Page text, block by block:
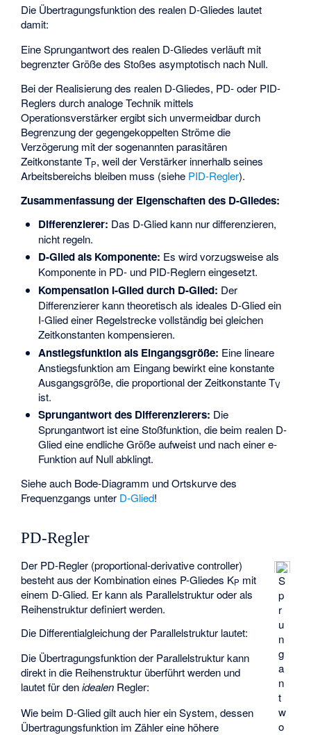
Die Übertragungsfunktion des realen D-Gliedes lautet
damit:
Eine Sprungantwort des realen D-Gliedes verläuft mit
begrenzter Größe des Stoßes asymptotisch nach Null.
Bei der Realisierung des realen D-Gliedes, PD- oder PID-
Reglers durch analoge Technik mittels
Operationsverstärker ergibt sich unvermeidbar durch
Begrenzung der gegengekoppelten Ströme die
Verzögerung mit der sogenannten parasitären
Zeitkonstante TP, weil der Verstärker innerhalb seines
Arbeitsbereichs bleiben muss (siehe PID-Regler).
Zusammenfassung der Eigenschaften des D-Gliedes:
Differenzierer: Das D-Glied kann nur differenzieren,
nicht regeln.
D-Glied als Komponente: Es wird vorzugsweise als
Komponente in PD- und PID-Reglern eingesetzt.
Kompensation I-Glied durch D-Glied: Der
Differenzierer kann theoretisch als ideales D-Glied ein
I-Glied einer Regelstrecke vollständig bei gleichen
Zeitkonstanten kompensieren.
Anstiegsfunktion als Eingangsgröße: Eine lineare
Anstiegsfunktion am Eingang bewirkt eine konstante
Ausgangsgröße, die proportional der Zeitkonstante TV
ist.
Sprungantwort des Differenzierers: Die
Sprungantwort ist eine Stoßfunktion, die beim realen D-
Glied eine endliche Größe aufweist und nach einer e-
Funktion auf Null abklingt.
Siehe auch Bode-Diagramm und Ortskurve des
Frequenzgangs unter D-Glied!
PD-Regler
S
p
r
u
n
g
a
n
t
w
o
Der PD-Regler (proportional-derivative controller)
besteht aus der Kombination eines P-Gliedes KP mit
einem D-Glied. Er kann als Parallelstruktur oder als
Reihenstruktur definiert werden.
Die Differentialgleichung der Parallelstruktur lautet:
Die Übertragungsfunktion der Parallelstruktur kann
direkt in die Reihenstruktur überführt werden und
lautet für denidealen Regler:
Wie beim D-Glied gilt auch hier ein System, dessen
Übertragungsfunktion im Zähler eine höhere